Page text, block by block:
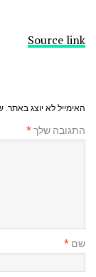
Source link
האימייל לא יוצג באתר.
התגובה שלך*
שם *